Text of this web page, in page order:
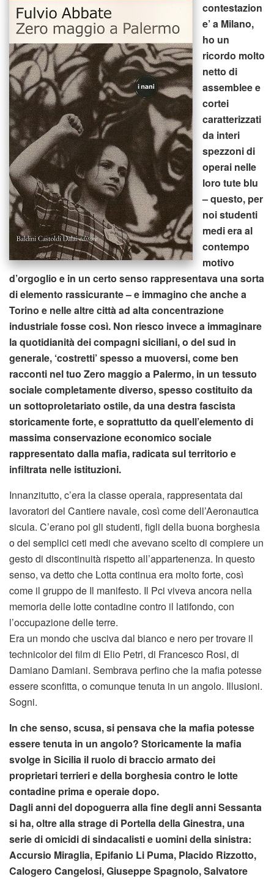
contestazion
e’ a Milano,
ho un
ricordo molto
netto di
assemblee e
cortei
caratterizzati
da interi
spezzoni di
operai nelle
loro tute blu
– questo, per
noi studenti
medi era al
contempo
motivo
d’orgoglio e in un certo senso rappresentava una sorta
di elemento rassicurante – e immagino che anche a
Torino e nelle altre città ad alta concentrazione
industriale fosse così. Non riesco invece a immaginare
la quotidianità dei compagni siciliani, o del sud in
generale, ‘costretti’ spesso a muoversi, come ben
racconti nel tuo Zero maggio a Palermo, in un tessuto
sociale completamente diverso, spesso costituito da
un sottoproletariato ostile, da una destra fascista
storicamente forte, e soprattutto da quell’elemento di
massima conservazione economico sociale
rappresentato dalla mafia, radicata sul territorio e
infiltrata nelle istituzioni.
Innanzitutto, c’era la classe operaia, rappresentata dai
lavoratori del Cantiere navale, così come dell’Aeronautica
sicula. C’erano poi gli studenti, figli della buona borghesia
o dei semplici ceti medi che avevano scelto di compiere un
gesto di discontinuità rispetto all’appartenenza. In questo
senso, va detto che Lotta continua era molto forte, così
come il gruppo de Il manifesto. Il Pci viveva ancora nella
memoria delle lotte contadine contro il latifondo, con
l’occupazione delle terre.
Era un mondo che usciva dal bianco e nero per trovare il
technicolor dei film di Elio Petri, di Francesco Rosi, di
Damiano Damiani. Sembrava perfino che la mafia potesse
essere sconfitta, o comunque tenuta in un angolo. Illusioni.
Sogni.
In che senso, scusa, si pensava che la mafia potesse
essere tenuta in un angolo? Storicamente la mafia
svolge in Sicilia il ruolo di braccio armato dei
proprietari terrieri e della borghesia contro le lotte
contadine prima e operaie dopo.
Dagli anni del dopoguerra alla fine degli anni Sessanta
si ha, oltre alla strage di Portella della Ginestra, una
serie di omicidi di sindacalisti e uomini della sinistra:
Accursio Miraglia, Epifanio Li Puma, Placido Rizzotto,
Calogero Cangelosi, Giuseppe Spagnolo, Salvatore